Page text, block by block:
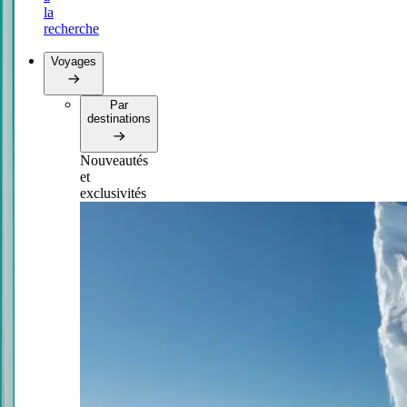
la
recherche
Voyages
Par
destinations
Nouveautés
et
exclusivités